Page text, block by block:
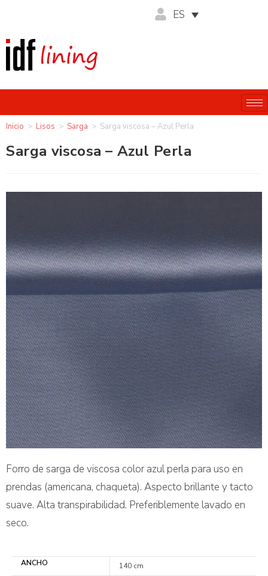
ES
Inicio > Lisos > Sarga > Sarga viscosa – Azul Perla
Sarga viscosa – Azul Perla
Forro de sarga de viscosa color azul perla para uso en
prendas (americana, chaqueta). Aspecto brillante y tacto
suave. Alta transpirabilidad. Preferiblemente lavado en
seco.
ANCHO
140 cm